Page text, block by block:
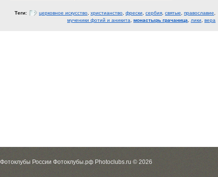
Теги: церковное искусство христианство фрески сербия святые православие
мученики фотий и аникита
монастырь грачаница лики вера
Фотоклубы России Фотоклубы.рф Photoclubs.ru © 2026